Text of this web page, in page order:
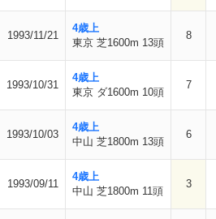
1993/11/21
4歳上
東京 芝1600m 13頭
8
1993/10/31
4歳上
東京 ダ1600m 10頭
7
1993/10/03
4歳上
中山 芝1800m 13頭
6
1993/09/11
4歳上
中山 芝1800m 11頭
3